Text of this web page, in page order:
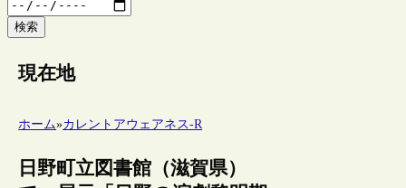
検索
現在地
ホーム»カレントアウェアネス-R
日野町立図書館（滋賀県）